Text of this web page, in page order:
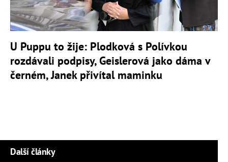
U Puppu to žije: Plodková s Polívkou
rozdávali podpisy, Geislerová jako dáma v
černém, Janek přivítal maminku
Další články